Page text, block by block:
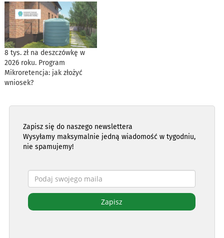
8 tys. zł na deszczówkę w
2026 roku. Program
Mikroretencja: jak złożyć
wniosek?
Zapisz się do naszego newslettera
Wysyłamy maksymalnie jedną wiadomość w tygodniu,
nie spamujemy!